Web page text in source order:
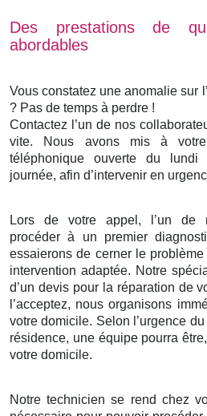
Des prestations de
abordables
Vous constatez une anomalie sur
? Pas de temps à perdre !
Contactez l’un de nos
vite. Nous avons mis à
téléphonique ouverte du
journée, afin d’intervenir en
Lors de votre appel, l’un de
procéder à un premier
essaierons de cerner le
intervention adaptée. Notre
d’un devis pour la réparation de
l’acceptez, nous organisons
votre domicile. Selon l’urgence
résidence, une équipe pourra
votre domicile.
Notre technicien se rend chez